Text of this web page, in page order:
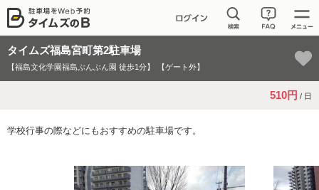
タイムズ福島宮町第2駐車場
【福島文化学園福島ぶんぶん園 徒歩1分】 【ゲート外】
510円 / 日
学校行事の際などにもおすすめの駐車場です。